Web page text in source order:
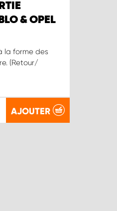
& OPEL
la forme des
(Retour/
AJOUTER